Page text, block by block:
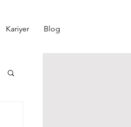
Kariyer Blog